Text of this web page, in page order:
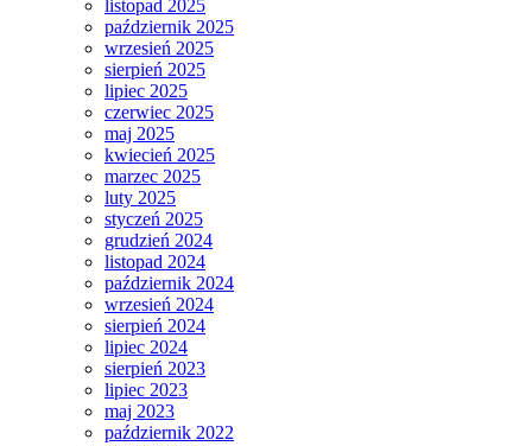
listopad 2025
październik 2025
wrzesień 2025
sierpień 2025
lipiec 2025
czerwiec 2025
maj 2025
kwiecień 2025
marzec 2025
luty 2025
styczeń 2025
grudzień 2024
listopad 2024
październik 2024
wrzesień 2024
sierpień 2024
lipiec 2024
sierpień 2023
lipiec 2023
maj 2023
październik 2022